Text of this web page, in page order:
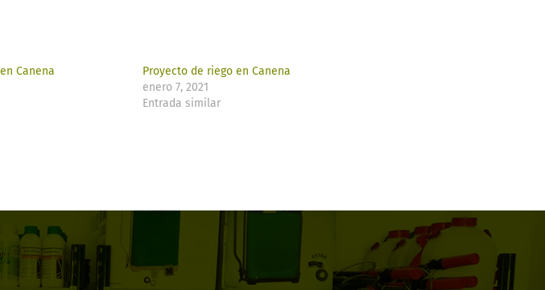
Canena
Proyecto de riego en Canena
enero 7, 2021
Entrada similar